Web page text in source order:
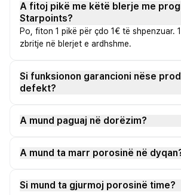
A fitoj pikë me këtë blerje me
Starpoints?
Po, fiton 1 pikë për çdo 1€ të shpenzuar.
zbritje në blerjet e ardhshme.
Si funksionon garancioni nëse
defekt?
A mund paguaj në dorëzim?
A mund ta marr porosinë në
Si mund ta gjurmoj porosinë time?